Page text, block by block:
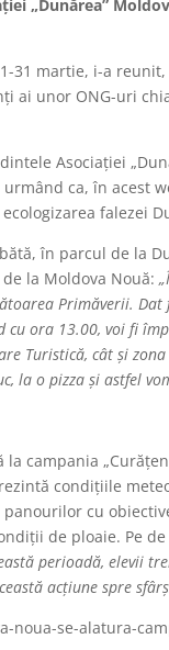
„Dunărea”
31 martie, i-a
ai unor ONG-uri
Asociației
ca, în acest
falezei
în parcul de la
la Moldova Nouă:
Primăverii.
cu ora 13.00, voi fi
Turistică, cât și
o pizza și astfel
campania
condițiile
cu
de ploaie. Pe
perioadă, elevii
acțiune spre
noua-se-alatura-